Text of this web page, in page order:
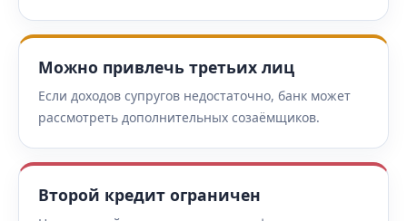
Можно привлечь третьих лиц
Если доходов супругов недостаточно, банк может
рассмотреть дополнительных созаёмщиков.
Второй кредит ограничен